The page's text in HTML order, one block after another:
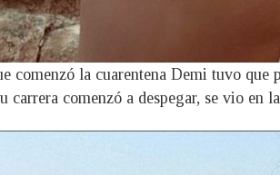
comenzó la cuarentena Demi tuvo
carrera comenzó a despegar, se vio en